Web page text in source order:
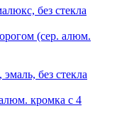
без стекла
(сер. алюм.
без стекла
кромка с 4